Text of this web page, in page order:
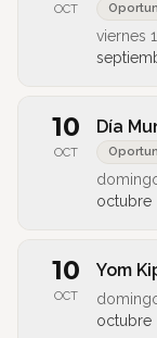
OCT
viernes
10
OCT
Día
octubre
10
OCT
Yom
octubre